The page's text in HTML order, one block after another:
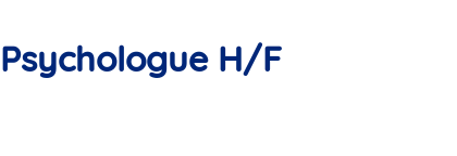
Psychologue H/F